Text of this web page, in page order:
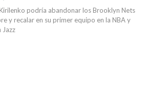
podría abandonar los Brooklyn Nets
y recalar en su primer equipo en la NBA y
Jazz